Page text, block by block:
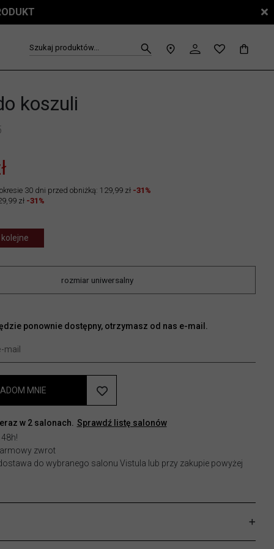
Szukaj produktów...
koszuli
30 dni przed obniżką: 129,99 zł -31%
zł -31%
rozmiar uniwersalny
ponownie dostępny, otrzymasz od nas e-mail.
MNIE
w 2salonach.
Sprawdź listę salonów
zwrot
do wybranego salonu Vistula lub przy zakupie powyżej